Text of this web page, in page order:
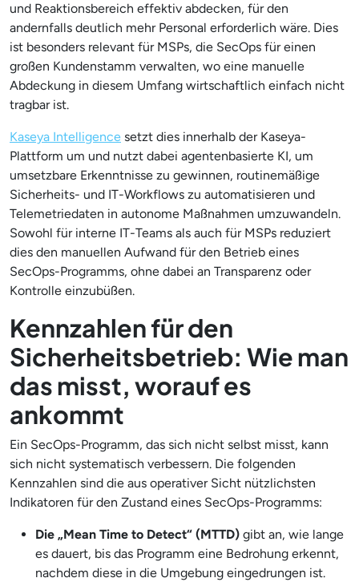
und Reaktionsbereich effektiv abdecken, für den
andernfalls deutlich mehr Personal erforderlich wäre. Dies
ist besonders relevant für MSPs, die SecOps für einen
großen Kundenstamm verwalten, wo eine manuelle
Abdeckung in diesem Umfang wirtschaftlich einfach nicht
tragbar ist.
Kaseya Intelligence setzt dies innerhalb der Kaseya-
Plattform um und nutzt dabei agentenbasierte KI, um
umsetzbare Erkenntnisse zu gewinnen, routinemäßige
Sicherheits- und IT-Workflows zu automatisieren und
Telemetriedaten in autonome Maßnahmen umzuwandeln.
Sowohl für interne IT-Teams als auch für MSPs reduziert
dies den manuellen Aufwand für den Betrieb eines
SecOps-Programms, ohne dabei an Transparenz oder
Kontrolle einzubüßen.
Kennzahlen für den
Sicherheitsbetrieb: Wie man
das misst, worauf es
ankommt
Ein SecOps-Programm, das sich nicht selbst misst, kann
sich nicht systematisch verbessern. Die folgenden
Kennzahlen sind die aus operativer Sicht nützlichsten
Indikatoren für den Zustand eines SecOps-Programms:
Die „Mean Time to Detect“ (MTTD) gibt an, wie lange
es dauert, bis das Programm eine Bedrohung erkennt,
nachdem diese in die Umgebung eingedrungen ist.